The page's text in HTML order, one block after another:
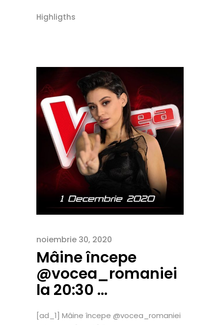
Highligths
noiembrie 30, 2020
Mâine începe
@vocea_romaniei
la 20:30 …
[ad_1] Mâine începe @vocea_romaniei